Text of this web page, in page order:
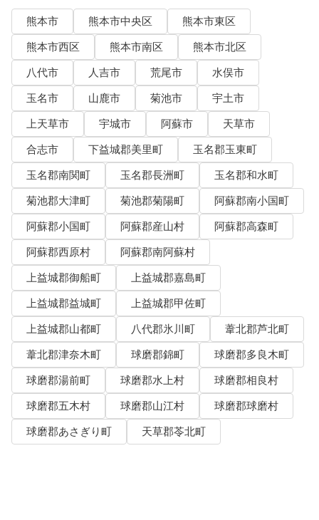
熊本市 熊本市中央区
熊本市東区
熊本市西区
熊本市南区
熊本市北区
八代市
人吉市 荒尾市
水俣市
玉名市
山鹿市 菊池市
宇土市
上天草市
宇城市 阿蘇市
天草市
合志市
下益城郡美里町
玉名郡玉東町
玉名郡南関町
玉名郡長洲町
玉名郡和水町
菊池郡大津町
菊池郡菊陽町
阿蘇郡南小国町
阿蘇郡小国町
阿蘇郡産山村
阿蘇郡高森町
阿蘇郡西原村
阿蘇郡南阿蘇村
上益城郡御船町
上益城郡嘉島町
上益城郡益城町
上益城郡甲佐町
上益城郡山都町
八代郡氷川町
葦北郡芦北町
葦北郡津奈木町
球磨郡錦町
球磨郡多良木町
球磨郡湯前町
球磨郡水上村
球磨郡相良村
球磨郡五木村
球磨郡山江村
球磨郡球磨村
球磨郡あさぎり町
天草郡苓北町